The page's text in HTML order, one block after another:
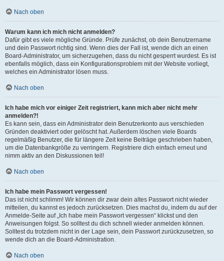
Nach oben
Warum kann ich mich nicht anmelden?
Dafür gibt es viele mögliche Gründe. Prüfe zunächst, ob dein Benutzername
und dein Passwort richtig sind. Wenn dies der Fall ist, wende dich an einen
Board-Administrator, um sicherzugehen, dass du nicht gesperrt wurdest. Es ist
ebenfalls möglich, dass ein Konfigurationsproblem mit der Website vorliegt,
welches ein Administrator lösen muss.
Nach oben
Ich habe mich vor einiger Zeit registriert, kann mich aber nicht mehr
anmelden?!
Es kann sein, dass ein Administrator dein Benutzerkonto aus verschieden
Gründen deaktiviert oder gelöscht hat. Außerdem löschen viele Boards
regelmäßig Benutzer, die für längere Zeit keine Beiträge geschrieben haben,
um die Datenbankgröße zu verringern. Registriere dich einfach erneut und
nimm aktiv an den Diskussionen teil!
Nach oben
Ich habe mein Passwort vergessen!
Das ist nicht schlimm! Wir können dir zwar dein altes Passwort nicht wieder
mitteilen, du kannst es jedoch zurücksetzen. Dies machst du, indem du auf der
Anmelde-Seite auf „Ich habe mein Passwort vergessen“ klickst und den
Anweisungen folgst. So solltest du dich schnell wieder anmelden können.
Solltest du trotzdem nicht in der Lage sein, dein Passwort zurückzusetzen, so
wende dich an die Board-Administration.
Nach oben